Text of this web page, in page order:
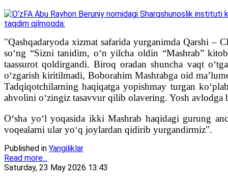
"Qashqadaryoda xizmat safarida yurganimda Qarshi
so‘ng “Sizni tanidim, o‘n yilcha oldin “Mashrab”
taassurot qoldirgandi. Biroq oradan shuncha vaqt
o‘zgarish kiritilmadi, Boborahim Mashrabga oid
Tadqiqotchilarning haqiqatga yopishmay turgan
ahvolini o‘zingiz tasavvur qilib olavering. Yosh avlodga
O‘sha yo‘l yoqasida ikki Mashrab haqidagi gurung
voqealarni ular yo‘q joylardan qidirib yurgandirmiz".
Published in Yangiliklar
Read more...
Saturday, 23 May 2026 13:43